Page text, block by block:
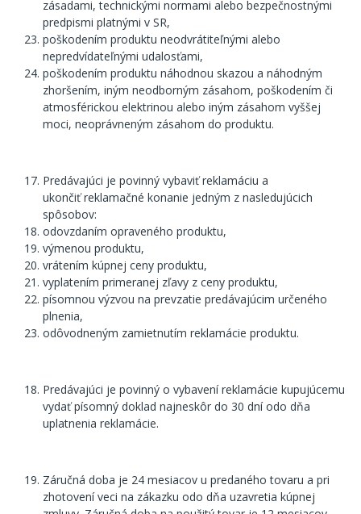
zásadami, technickými normami alebo bezpečnostnými
predpismi platnými v SR,
poškodením produktu neodvrátiteľnými alebo
nepredvídateľnými udalosťami,
poškodením produktu náhodnou skazou a náhodným
zhoršením, iným neodborným zásahom, poškodením či
atmosférickou elektrinou alebo iným zásahom vyššej
moci, neoprávneným zásahom do produktu.
Predávajúci je povinný vybaviť reklamáciu a
ukončiť reklamačné konanie jedným z nasledujúcich
spôsobov:
odovzdaním opraveného produktu,
výmenou produktu,
vrátením kúpnej ceny produktu,
vyplatením primeranej zľavy z ceny produktu,
písomnou výzvou na prevzatie predávajúcim určeného
plnenia,
odôvodneným zamietnutím reklamácie produktu.
Predávajúci je povinný o vybavení reklamácie kupujúcemu
vydať písomný doklad najneskôr do 30 dní odo dňa
uplatnenia reklamácie.
Záručná doba je 24 mesiacov u predaného tovaru a pri
zhotovení veci na zákazku odo dňa uzavretia kúpnej